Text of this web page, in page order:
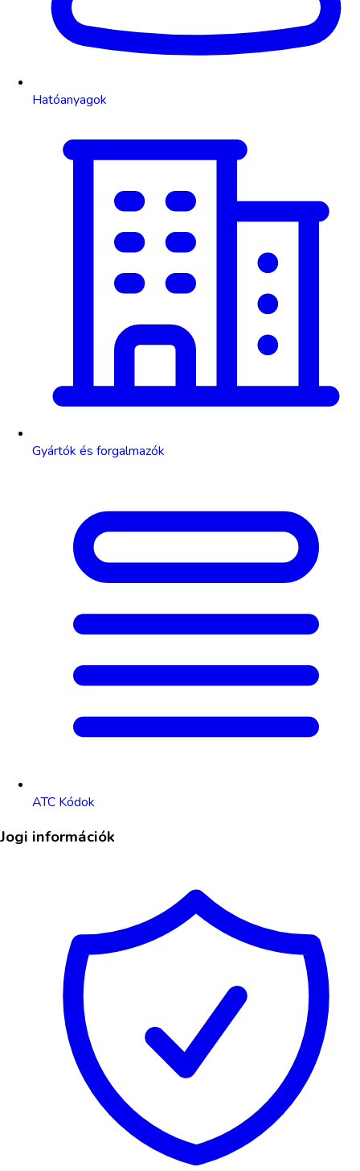
Hatóanyagok
Gyártók és forgalmazók
ATC Kódok
Jogi információk